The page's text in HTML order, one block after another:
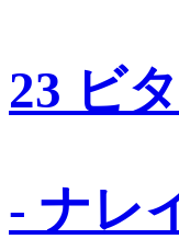
23 ビ
- ナレ